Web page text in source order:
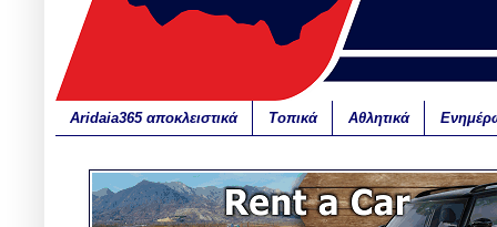
Aridaia365 αποκλειστικά Τοπικά Αθλητικά